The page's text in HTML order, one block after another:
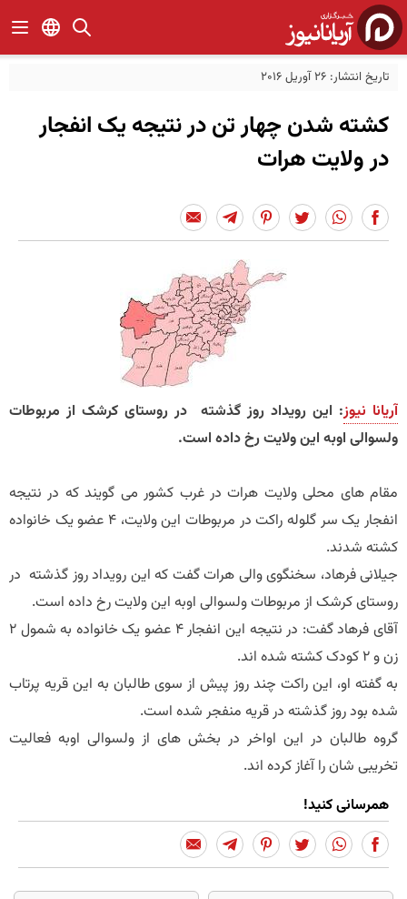
تاریخ انتشار: 26 آوریل 2016
کشته شدن چهار تن در نتیجه یک انفجار
در ولایت هرات
آریانا نیوز: این رویداد روز گذشته در روستای کرشک از مربوطات
ولسوالی اوبه این ولایت رخ داده است.
مقام های محلی ولایت هرات در غرب کشور می گویند که در نتیجه
انفجار یک سر گلوله راکت در مربوطات این ولایت، ۴ عضو یک خانواده
کشته شدند.
جیلانی فرهاد، سخنگوی والی هرات گفت که این رویداد روز گذشته در
روستای کرشک از مربوطات ولسوالی اوبه این ولایت رخ داده است.
آقای فرهاد گفت: در نتیجه این انفجار ۴ عضو یک خانواده به شمول ۲
زن و ۲ کودک کشته شده اند.
به گفته او، این راکت چند روز پیش از سوی طالبان به این قریه پرتاب
شده بود روز گذشته در قریه منفجر شده است.
گروه طالبان در این اواخر در بخش های از ولسوالی اوبه فعالیت
تخریبی شان را آغاز کرده اند.
همرسانی کنید!